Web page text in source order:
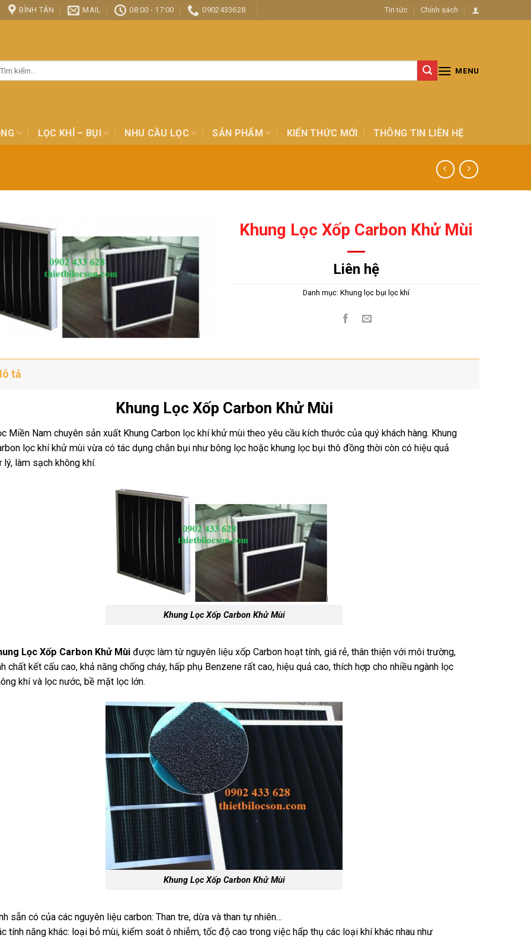
BÌNH TÂN MAIL 08:00 - 17:00 0902433628 Tin tức Chính sách
MENU
LỌC KHÍ – BỤI NHU CẦU LỌC SẢN PHẨM KIẾN THỨC MỚI THÔNG TIN LIÊN HỆ
Khung Lọc Xốp Carbon Khử Mùi
Liên hệ
Danh mục:Khung lọc bụi lọc khí
tả
Khung Lọc Xốp Carbon Khử Mùi
Miền Nam chuyên sản xuất Khung Carbon lọc khí khử mùi theo yêu cầu kích thước của quý khách hàng. Khung
lọc khí khử mùi vừa có tác dụng chắn bụi như bông lọc hoặc khung lọc bụi thô đồng thời còn có hiệu quả
lý, làm sạch không khí.
Khung Lọc Xốp Carbon Khử Mùi
Lọc Xốp Carbon Khử Mùiđược làm từ nguyên liệu xốp Carbon hoạt tính, giá rẻ, thân thiện với môi trường,
chất kết cấu cao, khả năng chống cháy, hấp phụ Benzene rất cao, hiệu quả cao, thích hợp cho nhiều ngành lọc
khí và lọc nước, bề mặt lọc lớn.
Khung Lọc Xốp Carbon Khử Mùi
sẵn có của các nguyên liệu carbon: Than tre, dừa và than tự nhiên…
tính năng khác: loại bỏ mùi, kiểm soát ô nhiễm, tốc độ cao trong việc hấp thụ các loại khí khác nhau như